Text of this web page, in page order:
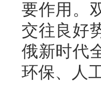
要作用。
交往良好
俄新时代
环保、人